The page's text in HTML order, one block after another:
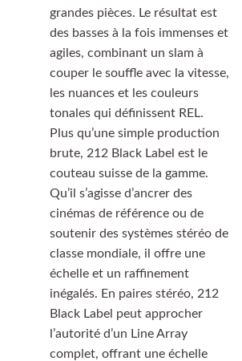
grandes pièces. Le résultat est
des basses à la fois immenses et
agiles, combinant un slam à
couper le souffle avec la vitesse,
les nuances et les couleurs
tonales qui définissent REL.
Plus qu’une simple production
brute, 212 Black Label est le
couteau suisse de la gamme.
Qu’il s’agisse d’ancrer des
cinémas de référence ou de
soutenir des systèmes stéréo de
classe mondiale, il offre une
échelle et un raffinement
inégalés. En paires stéréo, 212
Black Label peut approcher
l’autorité d’un Line Array
complet, offrant une échelle